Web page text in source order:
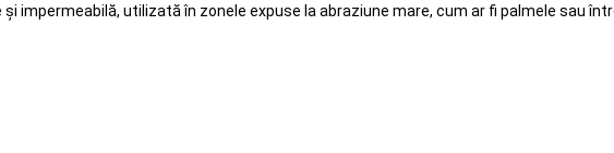
și impermeabilă, utilizată în zonele expuse la abraziune mare, cum ar fi palmele sau